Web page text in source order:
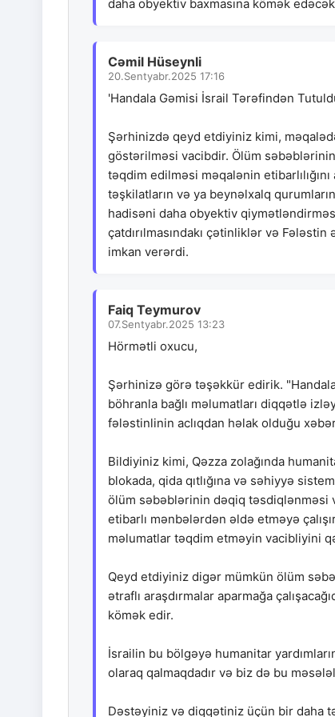
daha obyektiv baxmasına kömək
Cəmil Hüseynli
20.Sentyabr.2025 17:16
'Handala Gəmisi İsrail Tərəfindən
Şərhinizdə qeyd etdiyiniz kimi,
göstərilməsi vacibdir. Ölüm
təqdim edilməsi məqalənin
təşkilatların və ya beynəlxalq
hadisəni daha obyektiv
çatdırılmasındakı çətinliklər və
imkan verərdi.
Faiq Teymurov
07.Sentyabr.2025 13:23
Hörmətli oxucu,
Şərhinizə görə təşəkkür edirik.
böhranla bağlı məlumatları diqqətlə
fələstinlinin aclıqdan həlak olduğu
Bildiyiniz kimi, Qəzza zolağında
blokada, qida qıtlığına və səhiyyə
ölüm səbəblərinin dəqiq təsdiqlənməsi
etibarlı mənbələrdən əldə etməyə
məlumatlar təqdim etməyin vacibliyini
Qeyd etdiyiniz digər mümkün ölüm
ətraflı araşdırmalar aparmağa
kömək edir.
İsrailin bu bölgəyə humanitar
olaraq qalmaqdadır və biz də bu
Dəstəyiniz və diqqətiniz üçün bir daha